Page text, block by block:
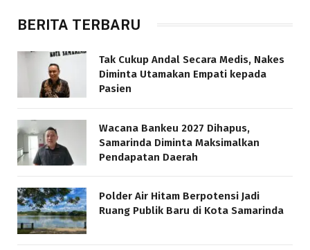
BERITA TERBARU
Tak Cukup Andal Secara Medis, Nakes
Diminta Utamakan Empati kepada
Pasien
Wacana Bankeu 2027 Dihapus,
Samarinda Diminta Maksimalkan
Pendapatan Daerah
Polder Air Hitam Berpotensi Jadi
Ruang Publik Baru di Kota Samarinda